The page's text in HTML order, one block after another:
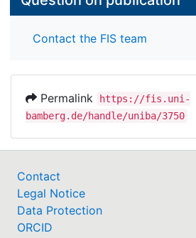
Contact the FIS team
Permalink
https://fis.uni-
bamberg.de/handle/uniba/3750
Contact
Legal Notice
Data Protection
ORCID